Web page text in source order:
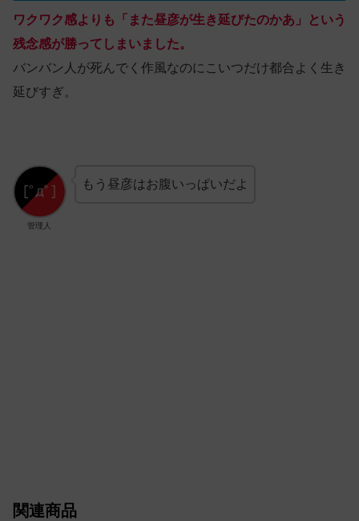
ワクワク感よりも「また昼彦が生き延びたのかあ」という
残念感が勝ってしまいました。
バンバン人が死んでく作風なのにこいつだけ都合よく生き
延びすぎ。
管理人
もう昼彦はお腹いっぱいだよ
関連商品